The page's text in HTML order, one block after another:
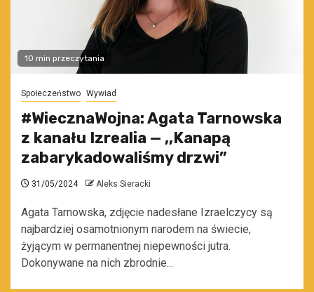
10 min przeczytania
Społeczeństwo Wywiad
#WiecznaWojna: Agata Tarnowska
z kanału Izrealia — ,,Kanapą
zabarykadowaliśmy drzwi”
31/05/2024 Aleks Sieracki
Agata Tarnowska, zdjęcie nadesłane Izraelczycy są
najbardziej osamotnionym narodem na świecie,
żyjącym w permanentnej niepewności jutra.
Dokonywane na nich zbrodnie...